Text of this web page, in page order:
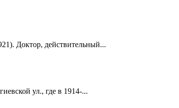
Доктор, действительный...
ул., где в 1914-...